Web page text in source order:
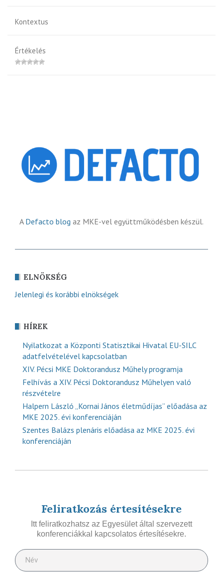
Kontextus
Értékelés
A Defacto blog az MKE-vel együttműködésben készül.
ELNÖKSÉG
Jelenlegi és korábbi elnökségek
HÍREK
Nyilatkozat a Központi Statisztikai Hivatal EU-SILC
adatfelvételével kapcsolatban
XIV. Pécsi MKE Doktorandusz Műhely programja
Felhívás a XIV. Pécsi Doktorandusz Műhelyen való
részvételre
Halpern László „Kornai János életműdíjas” előadása az
MKE 2025. évi konferenciáján
Szentes Balázs plenáris előadása az MKE 2025. évi
konferenciáján
Feliratkozás értesítésekre
Itt feliratkozhatsz az Egyesület által szervezett
konferenciákkal kapcsolatos értesítésekre.